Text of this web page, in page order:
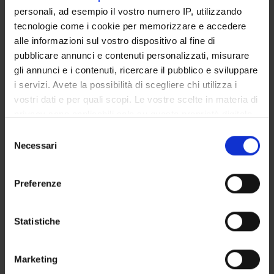
personali, ad esempio il vostro numero IP, utilizzando
tecnologie come i cookie per memorizzare e accedere
alle informazioni sul vostro dispositivo al fine di
pubblicare annunci e contenuti personalizzati, misurare
gli annunci e i contenuti, ricercare il pubblico e sviluppare
i servizi. Avete la possibilità di scegliere chi utilizza i
vostri dati e per quali scopi. Le vostre scelte in materia di
modificare o revocare il proprio consenso in qualsiasi
momento dalla Dichiarazione sui cookie o facendo clic
raccogliere informazioni sulla tua posizione
geografica, con un'approssimazione di qualche
Identificare il tuo dispositivo, scansionandolo
delNecessari
Preferenze
Statistiche
Marketing
Discipline dello Spettacolo
Visual and performing arts, design, arts-based research
SEZIONI
Arti e Geografie
GRUPPI DI RICERCA